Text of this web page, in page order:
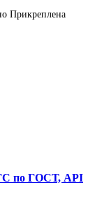
Прикреплена
по ГОСТ, API